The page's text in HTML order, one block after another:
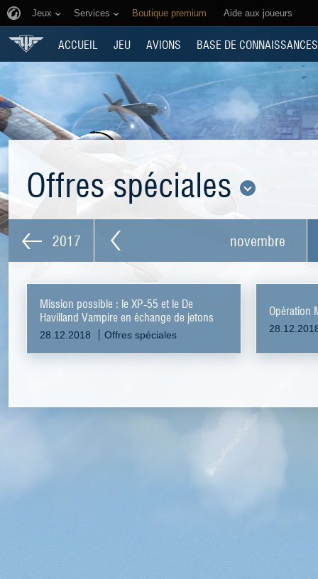
Jeux Services Boutique premium Aide aux joueurs
ACCUEIL JEU AVIONS BASE DE CONNAISSANCES
Offres spéciales
2017 novembre
Mission possible : le XP-55 et le De
Havilland Vampire en échange de jetons
28.12.2018 Offres spéciales
Opération